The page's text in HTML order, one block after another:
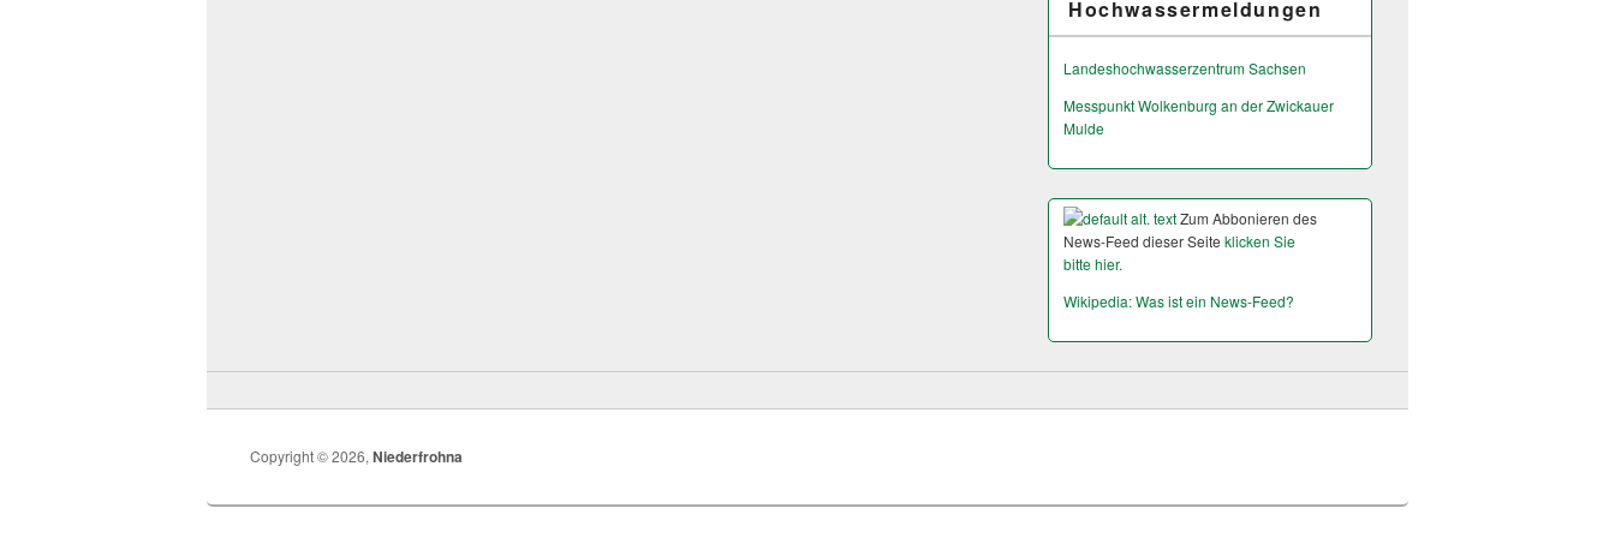
Hochwassermeldungen
Landeshochwas­serzentrum Sachsen
Messpunkt Wolkenburg an der Zwickauer
Mulde
Zum Abbonieren des
News-Feed dieser Seite klicken Sie
bitte hier.
Wikipedia: Was ist ein News-Feed?
Copyright © 2026, Niederfrohna